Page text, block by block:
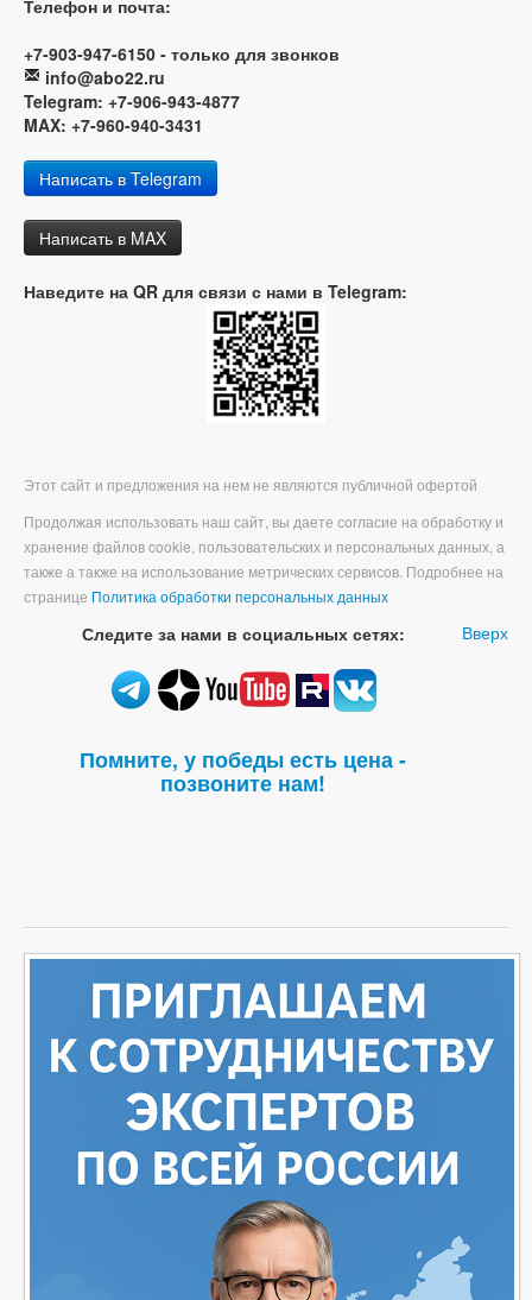
Телефон и почта:
+7-903-947-6150 - только для звонков
info@abo22.ru
Telegram: +7-906-943-4877
MAX: +7-960-940-3431
Написать в Telegram
Написать в MAX
Наведите на QR для связи с нами в Telegram:
Этот сайт и предложения на нем не являются публичной офертой
Продолжая использовать наш сайт, вы даете согласие на обработку и
хранение файлов cookie, пользовательских и персональных данных, а
также а также на использование метрических сервисов. Подробнее на
странице Политика обработки персональных данных
Вверх
Следите за нами в социальных сетях:
Помните, у победы есть цена -
позвоните нам!